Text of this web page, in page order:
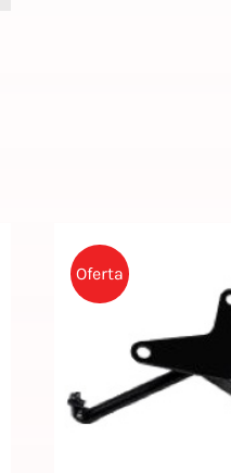
Oferta